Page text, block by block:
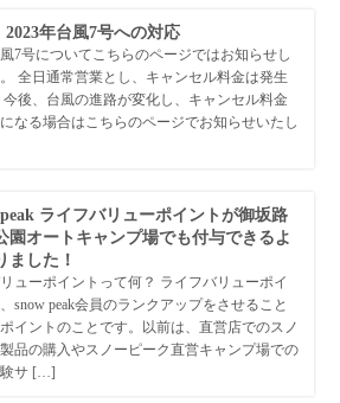
2023年台風7号への対応
7号についてこちらのページではお知らせし
全日通常営業とし、キャンセル料金は発生
今後、台風の進路が変化し、キャンセル料金
なる場合はこちらのページでお知らせいたし
peak ライフバリューポイントが御坂路
園オートキャンプ場でも付与できるよ
ました！
ューポイントって何？ ライフバリューポイ
snow peak会員のランクアップをさせること
イントのことです。以前は、直営店でのスノ
品の購入やスノーピーク直営キャンプ場での
サ […]